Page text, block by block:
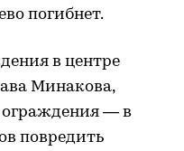
погибнет.
в центре
Минакова,
— в
повредить